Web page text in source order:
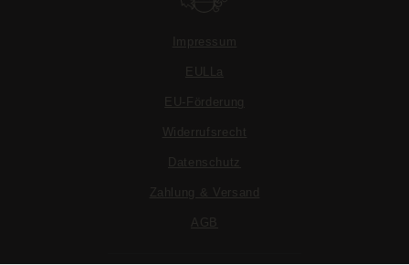
Impressum
EULLa
EU-Förderung
Widerrufsrecht
Datenschutz
Zahlung & Versand
AGB